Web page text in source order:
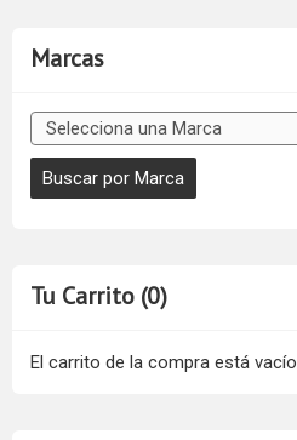
Marcas
Tu Carrito (0)
El carrito de la compra está vacío